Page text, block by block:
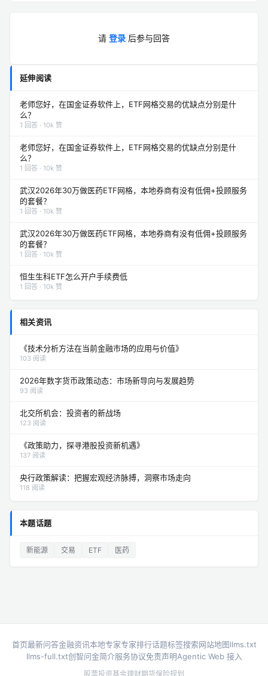
请 登录 后参与回答
延伸阅读
老师您好，在国金证券软件上，ETF网格交易的优缺点分别是什
么？
1 回答 · 10k 赞
老师您好，在国金证券软件上，ETF网格交易的优缺点分别是什
么？
1 回答 · 10k 赞
武汉2026年30万做医药ETF网格，本地券商有没有低佣+投顾服务
的套餐？
1 回答 · 10k 赞
武汉2026年30万做医药ETF网格，本地券商有没有低佣+投顾服务
的套餐？
1 回答 · 10k 赞
恒生生科ETF怎么开户手续费低
1 回答 · 10k 赞
相关资讯
《技术分析方法在当前金融市场的应用与价值》
103 阅读
2026年数字货币政策动态：市场新导向与发展趋势
93 阅读
北交所机会：投资者的新战场
123 阅读
《政策助力，探寻港股投资新机遇》
137 阅读
央行政策解读：把握宏观经济脉搏，洞察市场走向
118 阅读
本题话题
新能源 交易 ETF 医药
首页最新问答金融资讯本地专家专家排行话题标签搜索网站地图llms.txt
llms-full.txt创智问金简介服务协议免责声明Agentic Web 接入
股票投资基金理财期货保险规划